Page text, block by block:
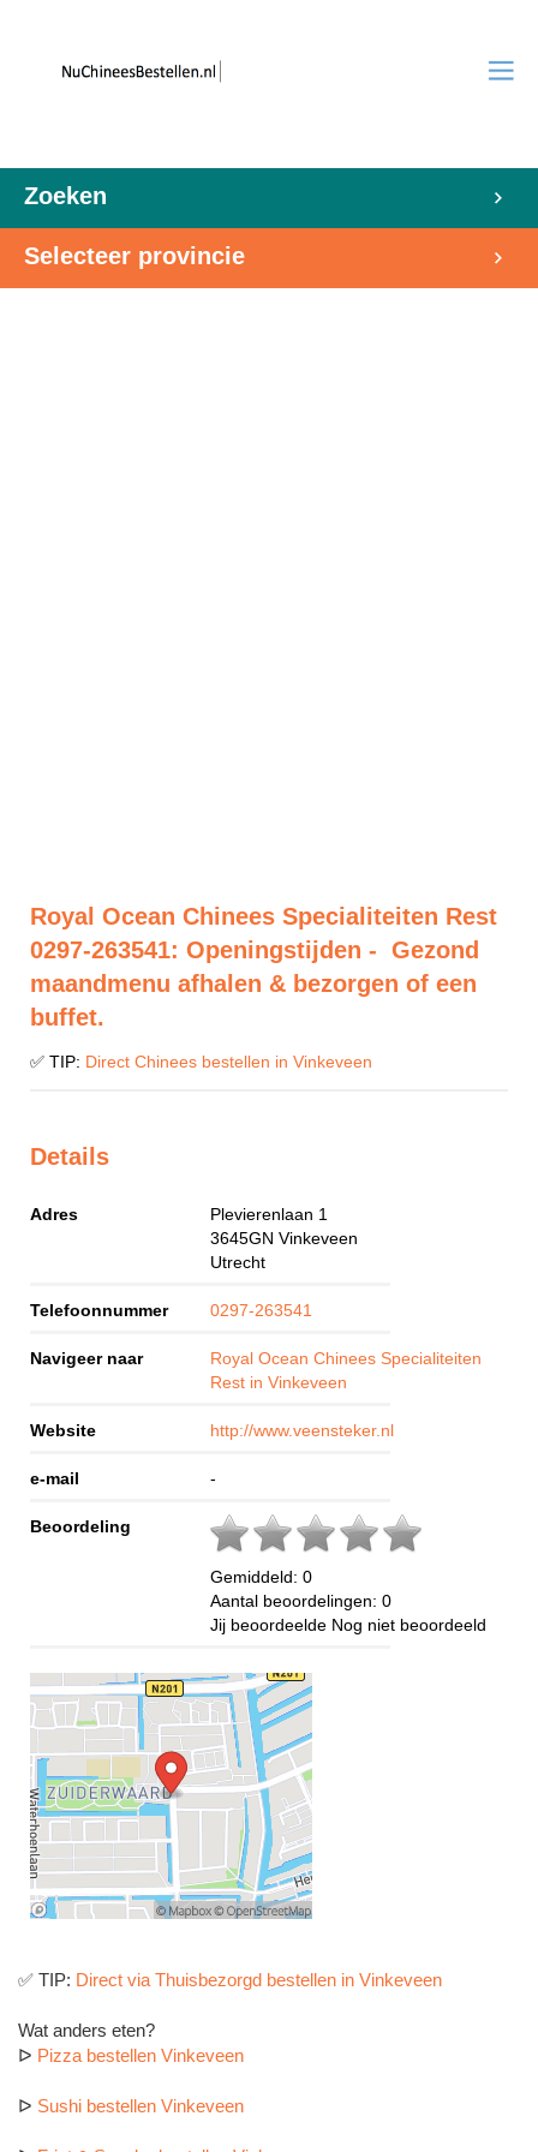
Zoeken
Selecteer provincie
Royal Ocean Chinees Specialiteiten Rest
0297-263541: Openingstijden - Gezond
maandmenu afhalen & bezorgen of een
buffet.
✅ TIP: Direct Chinees bestellen in Vinkeveen
Details
Adres
Plevierenlaan 1
3645GN Vinkeveen
Utrecht
Telefoonnummer 0297-263541
Navigeer naar
Royal Ocean Chinees Specialiteiten
Rest in Vinkeveen
Website http://www.veensteker.nl
e-mail -
Beoordeling
Gemiddeld: 0
Aantal beoordelingen: 0
Jij beoordeelde Nog niet beoordeeld
✅ TIP: Direct via Thuisbezorgd bestellen in Vinkeveen
Wat anders eten?
ᐅ Pizza bestellen Vinkeveen
ᐅ Sushi bestellen Vinkeveen